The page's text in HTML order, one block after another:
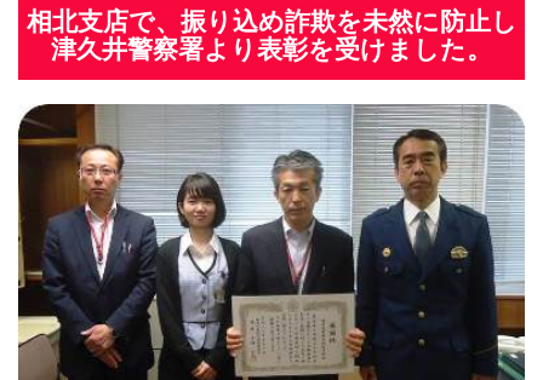
相北支店で、振り込め詐欺を未然に防止し
津久井警察署より表彰を受けました。